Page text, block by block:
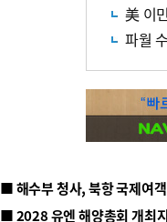
美 이
파월
■ 해수부 청사, 북항 국제여
■ 2028 유엔 해양총회 개최